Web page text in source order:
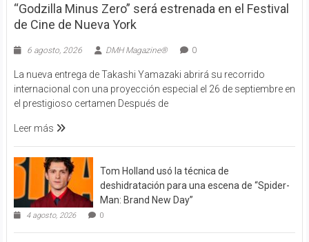
“Godzilla Minus Zero” será estrenada en el Festival
de Cine de Nueva York
6 agosto, 2026 DMH Magazine® 0
La nueva entrega de Takashi Yamazaki abrirá su recorrido
internacional con una proyección especial el 26 de septiembre en
el prestigioso certamen Después de
Leer más
Tom Holland usó la técnica de
deshidratación para una escena de “Spider-
Man: Brand New Day”
4 agosto, 2026 0